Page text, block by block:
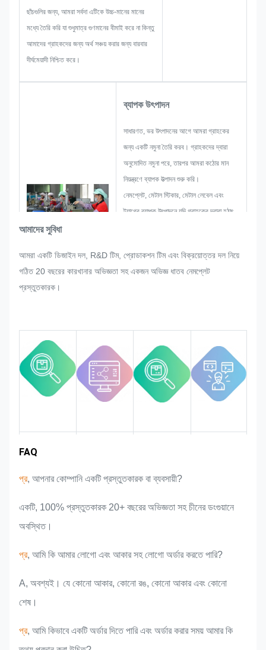
ছাঁচগুলির জন্য, আমরা সর্বদা এটিকে উচ্চ-মানের মানের
মধ্যে তৈরি করি যা শুধুমাত্র গুণমানের বীমাই করে না কিন্তু
আমাদের গ্রাহকদের জন্য অর্থ সঞ্চয় করার জন্য বারবার
দীর্ঘমেয়াদী নিশ্চিত করে।
ব্যাপক উৎপাদন
সাধারণত, ভর উৎপাদনের আগে আমরা গ্রাহকের
জন্য একটি নমুনা তৈরি করব। গ্রাহকদের দ্বারা
অনুমোদিত নমুনা পরে, তারপর আমরা কঠোর মান
নিয়ন্ত্রণে ব্যাপক উত্পাদন শুরু করি।
নেমপ্লেট, মেটাল স্টিকার, মেটাল লেবেল এবং
ট্যাগের ব্যাপক উৎপাদনে যদি গ্রাহকের দ্বারা হঠাৎ
জন্য যথাসাধ্য চেষ্টা করব।
কঠোর মানের প্রয়োজনীয়তা মেটাতে নিশ্চিত করার
আমাদের সুবিধা
আমরা একটি ডিজাইন দল, R&D টিম, প্রোডাকশন টিম এবং বিক্রয়োত্তর দল নিয়ে
গঠিত 20 বছরের কারখানার অভিজ্ঞতা সহ একজন অভিজ্ঞ ধাতব নেমপ্লেট
প্রস্তুতকারক।
শিল্প অভিজ্ঞতা
FAQ
প্র, আপনার কোম্পানি একটি প্রস্তুতকারক বা ব্যবসায়ী?
একটি, 100% প্রস্তুতকারক 20+ বছরের অভিজ্ঞতা সহ চীনের ডংগুয়ানে
অবস্থিত।
প্র, আমি কি আমার লোগো এবং আকার সহ লোগো অর্ডার করতে পারি?
A, অবশ্যই। যে কোনো আকার, কোনো রঙ, কোনো আকার এবং কোনো
শেষ।
প্র, আমি কিভাবে একটি অর্ডার দিতে পারি এবং অর্ডার করার সময় আমার কি